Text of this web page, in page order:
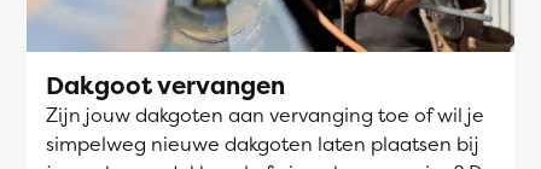
Dakgoot vervangen
Zijn jouw dakgoten aan vervanging toe of wil je
simpelweg nieuwe dakgoten laten plaatsen bij